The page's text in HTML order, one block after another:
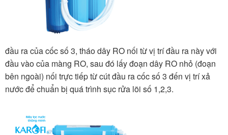
đầu ra của cốc số 3, tháo dây RO nối từ vị trí đầu ra này với
đầu vào của màng RO, sau đó lấy đoạn dây RO nhỏ (đoạn
bên ngoài) nối trực tiếp từ cút đầu ra cốc số 3 đến vị trí xả
nước để chuẩn bị quá trình sục rửa lõi số 1,2,3.